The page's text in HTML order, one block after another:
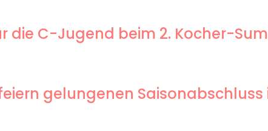
die C-Jugend beim 2. Kocher-
feiern gelungenen